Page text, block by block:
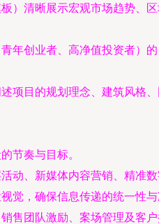
）清晰展示宏观市场趋势、
年创业者、高净值投资者
项目的规划理念、建筑风格
节奏与目标。
动、新媒体内容营销、精准
觉，确保信息传递的统一性与
售团队激励、案场管理及客